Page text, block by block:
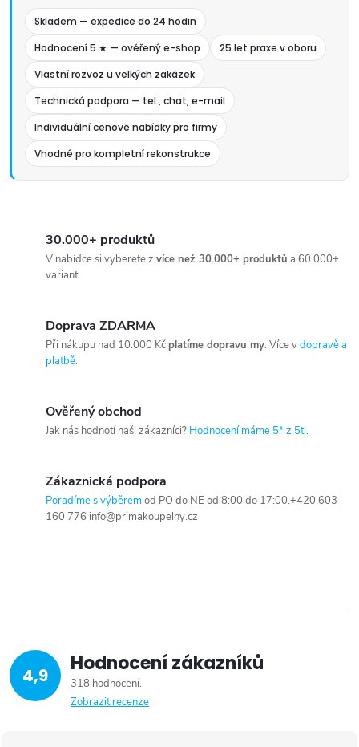
Skladem — expedice do 24 hodin
Hodnocení 5 ★ — ověřený e-shop
25 let praxe v oboru
Vlastní rozvoz u velkých zakázek
Technická podpora — tel., chat, e-mail
Individuální cenové nabídky pro firmy
Vhodné pro kompletní rekonstrukce
30.000+ produktů
V nabídce si vyberete z více než 30.000+ produktů a 60.000+
variant.
Doprava ZDARMA
Při nákupu nad 10.000 Kčplatíme dopravu my. Více vdopravě a
platbě.
Ověřený obchod
Jak nás hodnotí naši zákazníci? Hodnocení máme 5* z 5ti.
Zákaznická podpora
Poradíme s výběremod PO do NE od 8:00 do 17:00.+420 603
160 776 info@primakoupelny.cz
4,9 Hodnocení zákazníků
318 hodnocení
Zobrazit recenze